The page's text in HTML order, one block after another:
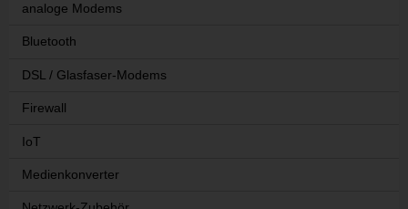
analoge Modems
Bluetooth
DSL / Glasfaser-Modems
Firewall
IoT
Medienkonverter